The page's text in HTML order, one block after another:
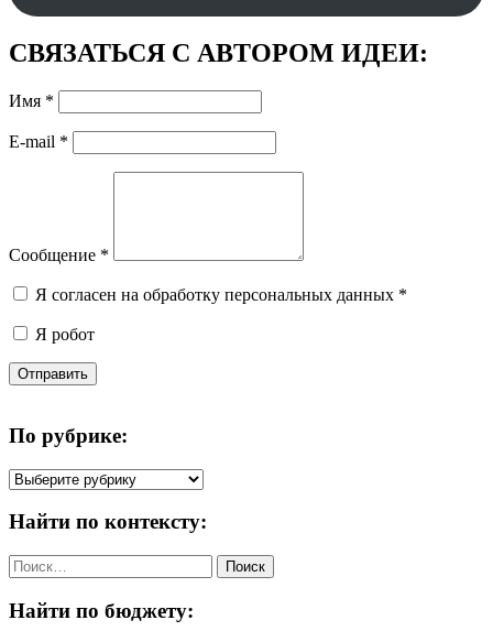
СВЯЗАТЬСЯ С АВТОРОМ ИДЕИ:
Имя *
E-mail *
Сообщение *
Я согласен на обработку персональных данных *
Я робот
Отправить
По рубрике:
По
Найти по контексту:
Найти:
Найти по бюджету: